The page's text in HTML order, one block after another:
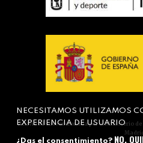
Actividad subvencionada por el Ministerio de
NECESITAMOS UTILIZAMOS
EXPERIENCIA DE USUARIO
¿Das el consentimiento? NO,